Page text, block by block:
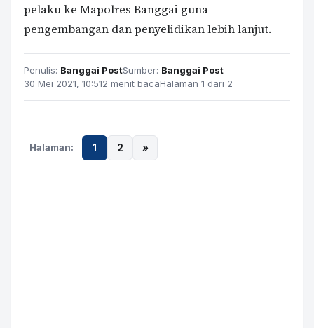
pelaku ke Mapolres Banggai guna
pengembangan dan penyelidikan lebih lanjut.
Penulis: Banggai PostSumber: Banggai Post
30 Mei 2021, 10:512 menit bacaHalaman 1 dari 2
Halaman: 1 2 »